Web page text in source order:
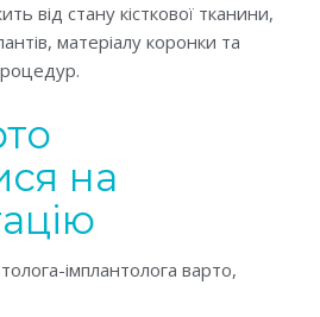
від стану кісткової тканини,
матеріалу коронки та
на
імплантолога варто,